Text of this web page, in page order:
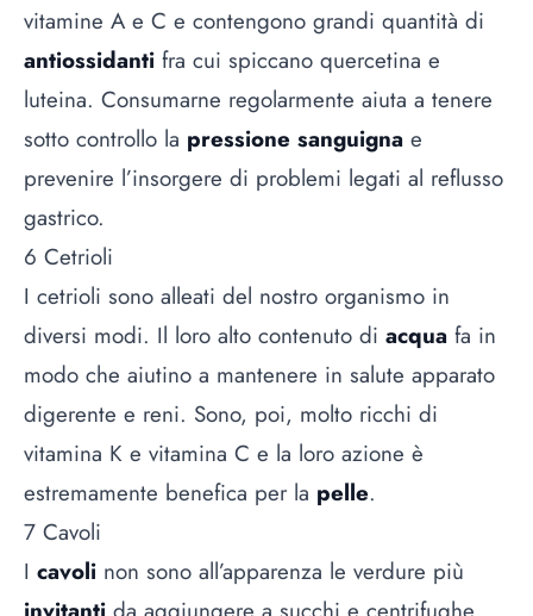
vitamine A e C e contengono grandi quantità di
antiossidanti fra cui spiccano quercetina e
luteina. Consumarne regolarmente aiuta a tenere
sotto controllo la pressione sanguigna e
prevenire l’insorgere di problemi legati al reflusso
gastrico.
6 Cetrioli
I cetrioli sono alleati del nostro organismo in
diversi modi. Il loro alto contenuto di acqua fa in
modo che aiutino a mantenere in salute apparato
digerente e reni. Sono, poi, molto ricchi di
vitamina K e vitamina C e la loro azione è
estremamente benefica per la pelle.
7 Cavoli
I cavoli non sono all’apparenza le verdure più